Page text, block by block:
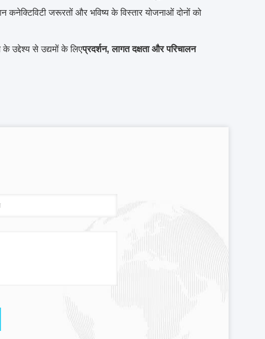
कनेक्टिविटी जरूरतों और भविष्य के विस्तार योजनाओं दोनों को
उद्देश्य से उद्यमों के लिएप्रदर्शन, लागत दक्षता और परिचालन